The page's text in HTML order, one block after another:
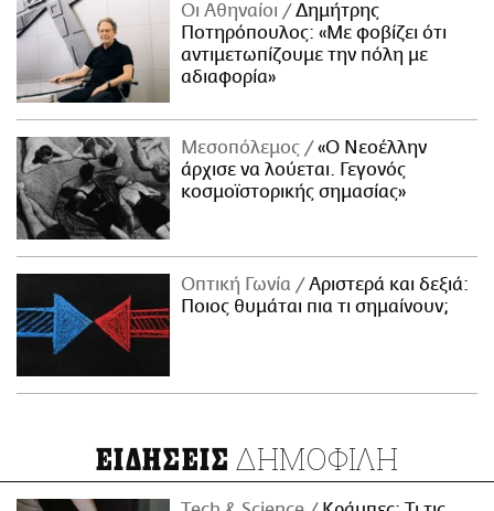
Οι Αθηναίοι
Δημήτρης
Ποτηρόπουλος: «Με φοβίζει ότι
αντιμετωπίζουμε την πόλη με
αδιαφορία»
Μεσοπόλεμος
«Ο Νεοέλλην
άρχισε να λούεται. Γεγονός
κοσμοϊστορικής σημασίας»
Οπτική Γωνία
Αριστερά και δεξιά:
Ποιος θυμάται πια τι σημαίνουν;
ΕΙΔΗΣΕΙΣ ΔΗΜΟΦΙΛΗ